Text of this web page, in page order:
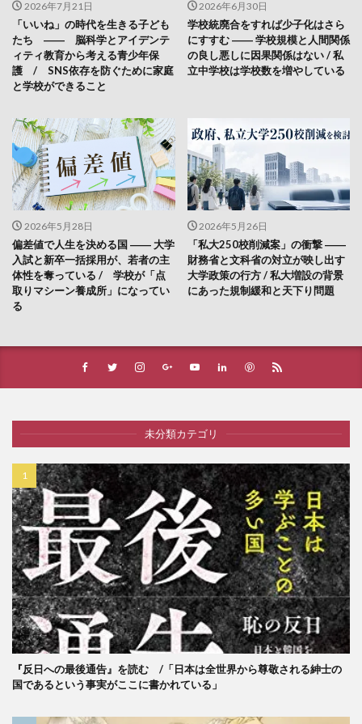
2026年7月21日
「いいね」の時代を生きる子ども
たち ―― 脳科学とアイデンテ
ィティ教育から考える青少年保
護 / SNS依存を防ぐために家庭
と学校ができること
2026年6月30日
学校統廃合をすれば少子化はさら
にすすむ ―― 学校規模と人間関係
の良し悪しに因果関係はない / 私
立中学校は学校数を増やしている
2026年5月28日
偏差値で人生を決める国 ―― 大学
入試と新卒一括採用が、若者の主
体性を奪っている / 学校が「点
取りマシーン養成所」になってい
る
2026年5月26日
「私大250校削減案」の衝撃 ――
財務省と文科省の対立が映し出す
大学政策の行方 / 私大増設の背景
にあった規制緩和と天下り問題
未分類カテゴリ
『反日への最後通告』を読む /「日本は全世界から尊敬される紳士の
国であるという事実がここに書かれている」